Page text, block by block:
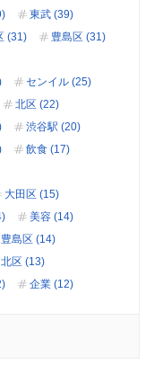
東武 (39)
(31)
豊島区 (31)
センイル (25)
北区 (22)
渋谷駅 (20)
飲食 (17)
大田区 (15)
美容 (14)
島区 (14)
区 (13)
企業 (12)